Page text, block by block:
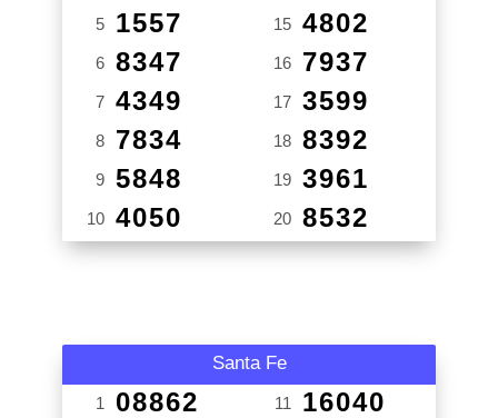
5 1557
6 8347
7 4349
8 7834
9 5848
10 4050
15 4802
16 7937
17 3599
18 8392
19 3961
20 8532
Santa Fe
1 08862 11 16040